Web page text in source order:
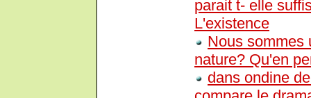
parait t- elle
L'existence
Nous sommes
nature? Qu'en
dans ondine